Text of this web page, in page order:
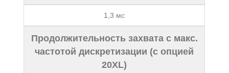
1,3 мс
Продолжительность захвата с макс.
частотой дискретизации (с опцией
20XL)